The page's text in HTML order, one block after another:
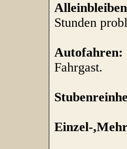
Stunden
Autofahren:
Fahrgast.
Einzel-